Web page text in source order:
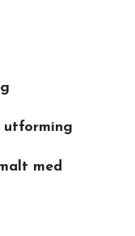
utforming
med